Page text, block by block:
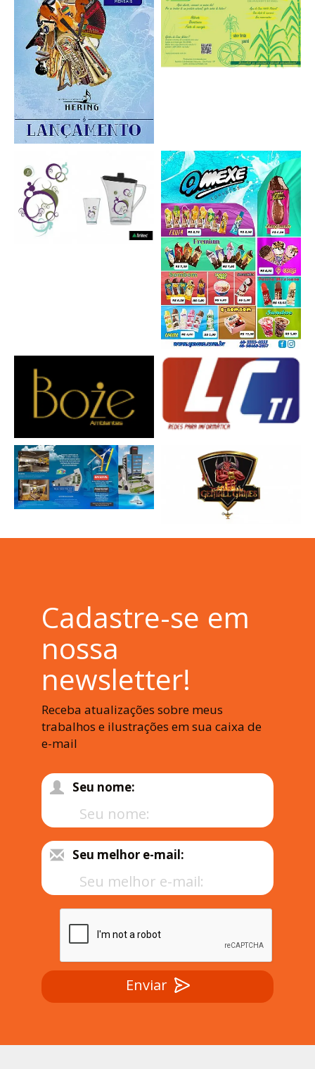
Cadastre-se em
nossa
newsletter!
Receba atualizações sobre meus
trabalhos e ilustrações em sua caixa de
e-mail
Seu nome:
Seu melhor e-mail:
Enviar